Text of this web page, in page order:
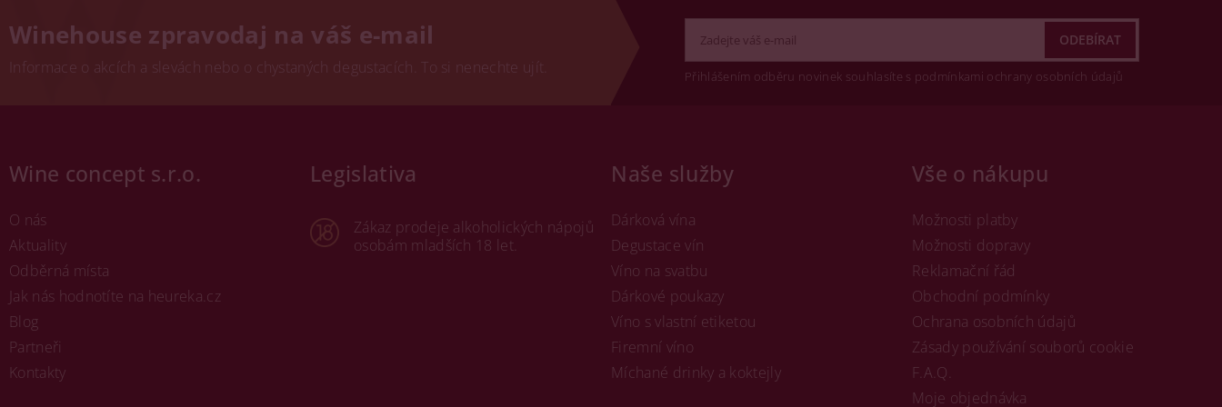
Winehouse zpravodaj na váš e-mail
Informace o akcích a slevách nebo o chystaných degustacích. To si nenechte ujít. Přihlášením odběru novinek souhlasíte s podmínkami ochrany osobních údajů
Wine concept s.r.o.
O nás
Aktuality
Odběrná místa
Jak nás hodnotíte na heureka.cz
Blog
Partneři
Kontakty
Legislativa
Zákaz prodeje alkoholických nápojů
osobám mladších 18 let.
Naše služby
Dárková vína
Degustace vín
Víno na svatbu
Dárkové poukazy
Víno s vlastní etiketou
Firemní víno
Míchané drinky a koktejly
Vše o nákupu
Možnosti platby
Možnosti dopravy
Reklamační řád
Obchodní podmínky
Ochrana osobních údajů
Zásady používání souborů cookie
F.A.Q.
Moje objednávka